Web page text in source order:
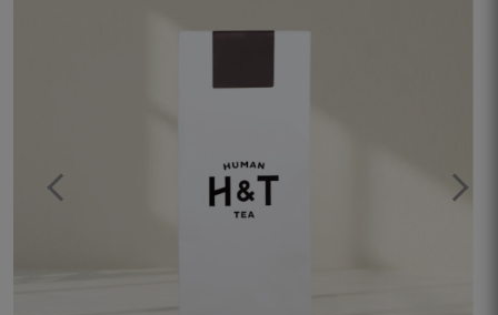
Previous Next